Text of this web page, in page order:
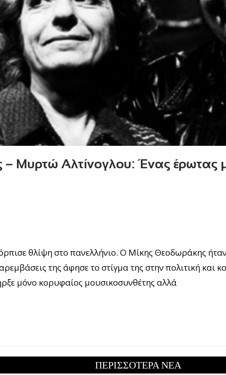
Μυρτώ Αλτίνογλου: Ένας έρωτας
θλίψη στο πανελλήνιο. Ο Μίκης Θεοδωράκης
της άφησε το στίγμα της στην πολιτική και
μόνο κορυφαίος μουσικοσυνθέτης αλλά
ΠΕΡΙΣΣΟΤΕΡΑ ΝΕΑ